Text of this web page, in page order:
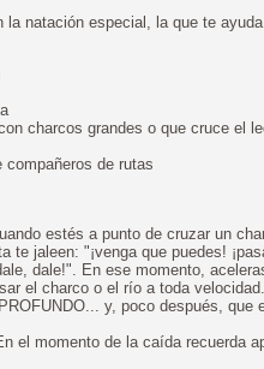
la natación especial, la que te
charcos grandes o que cruce el
compañeros de rutas
estés a punto de cruzar un
te jaleen: "¡venga que puedes!
dale!". En ese momento,
el charco o el río a toda
y, poco después,
el momento de la caída recuerda